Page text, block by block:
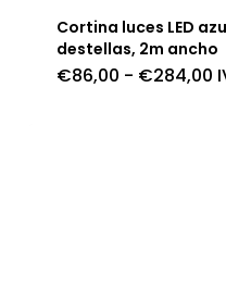
Cortina luces LED
destellas, 2m ancho
€86,00 - €284,00